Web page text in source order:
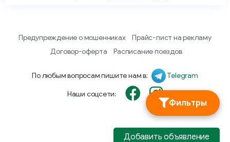
Фильтры
Предупреждение о мошенниках
Прайс-лист на рекламу
Договор-оферта
Расписание поездов
По любым вопросам пишите нам в: Telegram
Наши соцсети:
Добавить объявление